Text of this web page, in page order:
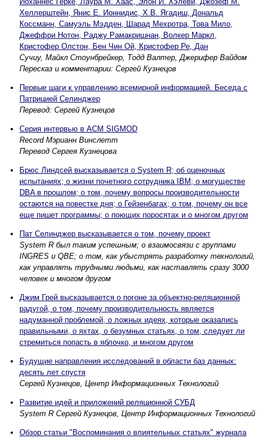
Хеллерштейн, Янис Е. Ионнидис, Х.В. Ягадиш, Дональд
Коссманн, Самуэль Мэдден, Шарад Мехротра, Това Мило,
Джеффри Нотон, Раджу Рамакришнан, Волкер Маркл,
Кристофер Олстон, Бен Чин Ой, Кристофер Ре, Дан
Сучиу, Майкл Стоунбрейкер, Тодд Валтер, Джерифер Вайдом
Пересказ и комментарии: Сергей Кузнецов
Первые шаги к управлению всемирной информацией. Беседа с
Патрицией Селинджер
Перевод: Сергей Кузнецов
Серия интервью в ACM SIGMOD
Record Мэрианн Винслетт
Перевод Сергея Кузнецова
Брюс Линдсей высказывается о System R; об оценочных
испытаниях; о жизни почетного сотрудника IBM; о могуществе
DBA в прошлом; о том, почему вопросы производительности
остаются на повестке дня; о Гейзенбагах; о том, почему он все
еще пишет программы; о поющих поросятах и о многом другом
Пат Селинджер высказывается о том, почему проект
System R был таким успешным; о взаимосвязи с группами
INGRES и QBE; о том, как убыстрять разработку технологий,
как управлять трудными людьми, как наставлять сразу 3000
человек и многом другом
Джим Грей высказывается о погоне за объектно-реляционной
радугой, о том, почему производительность является
надуманной проблемой, о ложных идеях, которые оказались
правильными, о яхтах, о безумных статьях, о том, следует ли
стремиться попасть в яблочко, и многом другом
Будущие направления исследований в области баз данных:
десять лет спустя
Сергей Кузнецов, Центр Информационных Технологий
Развитие идей и приложений реляционной СУБД
System R Сергей Кузнецов, Центр Информационных Технологий
Обзор статьи "Воспоминания о влиятельных статьях" журнала